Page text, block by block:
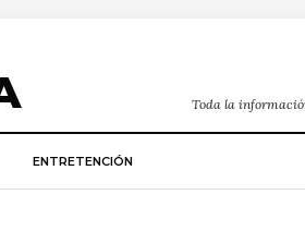
Toda la
ENTRETENCIÓN